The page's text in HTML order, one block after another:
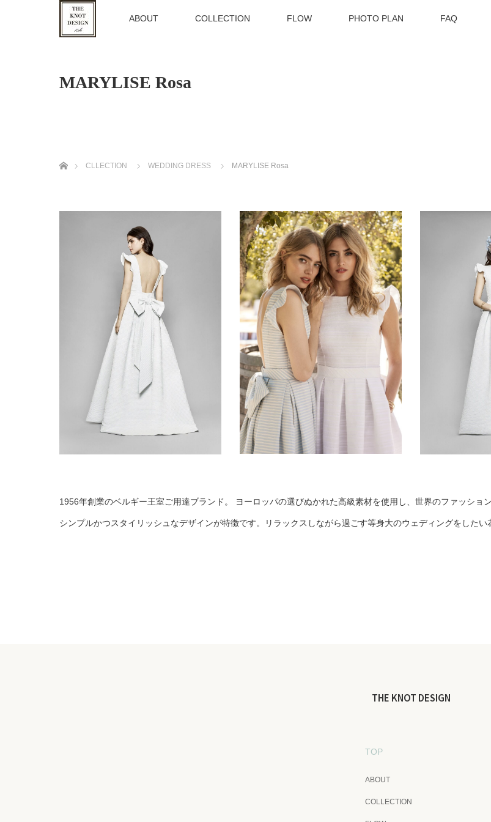
TOP ABOUT COLLECTION FLOW PHOTO PLAN FAQ
MARYLISE Rosa
CLLECTION
WEDDING DRESS MARYLISE Rosa
1956年創業のベルギー王室ご用達ブランド。 ヨーロッパの選びぬかれた高級素材を使用し、世界のファッショ
シンプルかつスタイリッシュなデザインが特徴です。リラックスしながら過ごす等身大のウェディングをしたい
THE KNOT DESIGN
TOP
ABOUT
COLLECTION